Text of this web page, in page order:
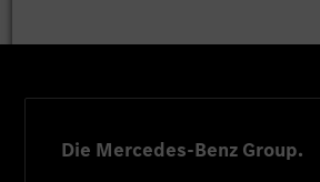
Die Mercedes-Benz Group.